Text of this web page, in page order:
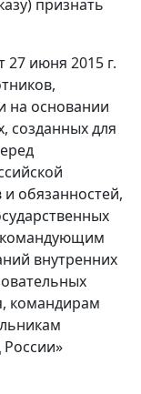
признать
27 июня 2015 г.
на основании
созданных для
обязанностей,
внутренних
командирам